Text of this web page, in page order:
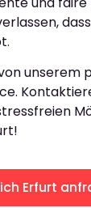
unserem
Erfurt